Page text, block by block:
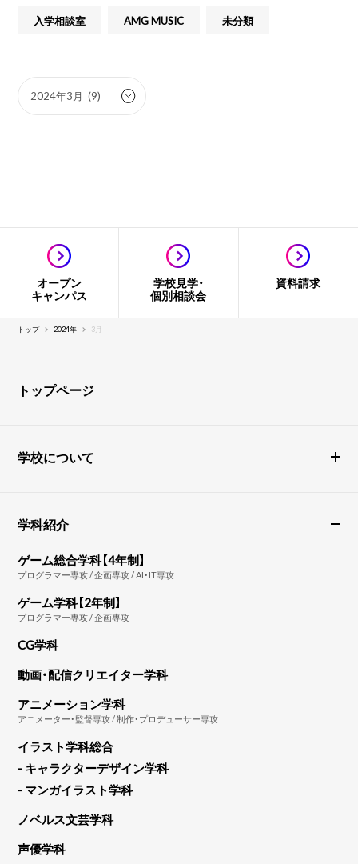
入学相談室 AMG MUSIC 未分類
オープン
キャンパス
学校見学・
個別相談会
資料請求
トップ 2024年 3月
トップページ
学校について
学科紹介
ゲーム総合学科【4年制】
プログラマー専攻 / 企画専攻 / AI・IT専攻
ゲーム学科【2年制】
プログラマー専攻 / 企画専攻
CG学科
動画・配信クリエイター学科
アニメーション学科
アニメーター・監督専攻 / 制作・プロデューサー専攻
イラスト学科総合
- キャラクターデザイン学科
- マンガイラスト学科
ノベルス文芸学科
声優学科